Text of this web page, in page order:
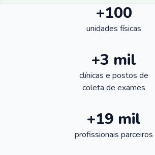
+100
unidades físicas
+3 mil
clínicas e postos de
coleta de exames
+19 mil
profissionais parceiros